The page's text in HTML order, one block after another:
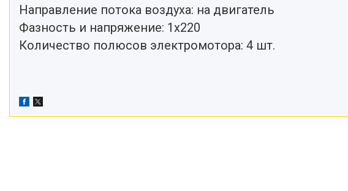
Направление потока воздуха: на двигатель
Фазность и напряжение: 1x220
Количество полюсов электромотора: 4 шт.